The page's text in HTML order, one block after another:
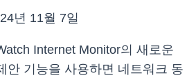
년 11월 7일
Internet Monitor의 새로운
안 기능을 사용하면 네트워크 동